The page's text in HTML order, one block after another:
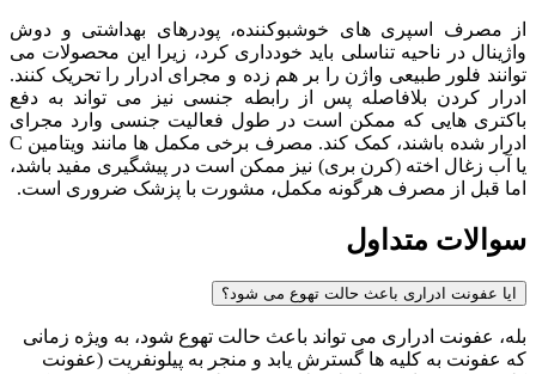
از مصرف اسپری های خوشبوکننده، پودرهای بهداشتی و دوش
واژینال در ناحیه تناسلی باید خودداری کرد، زیرا این محصولات می
توانند فلور طبیعی واژن را بر هم زده و مجرای ادرار را تحریک کنند.
ادرار کردن بلافاصله پس از رابطه جنسی نیز می تواند به دفع
باکتری هایی که ممکن است در طول فعالیت جنسی وارد مجرای
ادرار شده باشند، کمک کند. مصرف برخی مکمل ها مانند ویتامین C
یا آب زغال اخته (کرن بری) نیز ممکن است در پیشگیری مفید باشد،
اما قبل از مصرف هرگونه مکمل، مشورت با پزشک ضروری است.
سوالات متداول
ایا عفونت ادراری باعث حالت تهوع می شود؟
بله، عفونت ادراری می تواند باعث حالت تهوع شود، به ویژه زمانی
که عفونت به کلیه ها گسترش یابد و منجر به پیلونفریت (عفونت